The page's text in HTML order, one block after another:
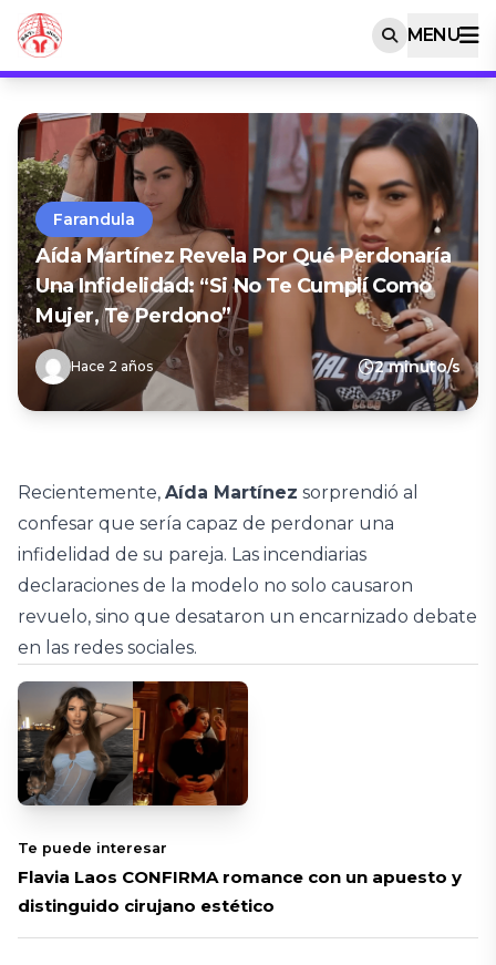
MENU
Farandula
Aída Martínez Revela Por Qué Perdonaría
Una Infidelidad: “Si No Te Cumplí Como
Mujer, Te Perdono”
Hace 2 años 2 minuto/s
Recientemente, Aída Martínez sorprendió al
confesar que sería capaz de perdonar una
infidelidad de su pareja. Las incendiarias
declaraciones de la modelo no solo causaron
revuelo, sino que desataron un encarnizado debate
en las redes sociales.
Te puede interesar
Flavia Laos CONFIRMA romance con un apuesto y
distinguido cirujano estético